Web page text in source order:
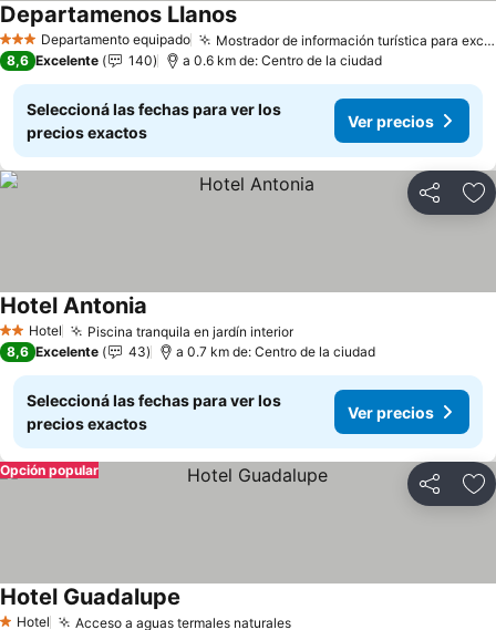
3 EstrellasDepartamento equipado Mostrador de información turística para excursiones locales
Departamenos LlanosVer precios
8,6 Excelente 140 a 0.6 km de: Centro de la ciudad
Seleccioná las fechas para ver los
precios exactos
Ver precios
Compartir
2 Estrellas
Hotel Piscina tranquila en jardín interiorVer precios
Hotel Antonia
8,6 Excelente 43 a 0.7 km de: Centro de la ciudad
Seleccioná las fechas para ver los
precios exactos
Ver precios
Compartir
Opción popular
Hotel Acceso a aguas termales naturalesVer precios
Hotel Guadalupe